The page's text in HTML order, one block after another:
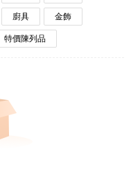
廚具 金飾
特價陳列品